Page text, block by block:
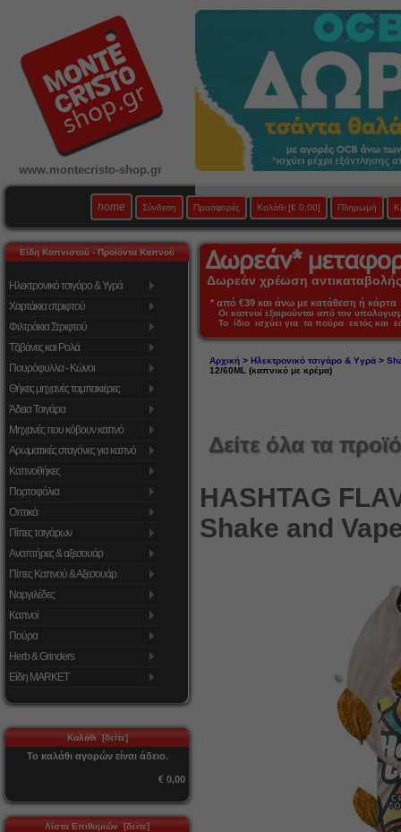
www.montecristo-shop.gr
home Σύνδεση Προσφορές Καλάθι [€ 0,00] Πληρωμή
Είδη Καπνιστού - Προϊόντα Καπνού
Ηλεκτρονικό τσιγάρο & Υγρά
Χαρτάκια στριφτού
Φιλτράκια Στριφτού
Τζιβάνες και Ρολά
Πουρόφυλλα - Κώνοι
Θήκες μηχανές ταμπακιέρες
Άδεια Τσιγάρα
Μηχανές που κόβουν καπνό
Αρωματικές σταγόνες για καπνό
Καπνοθήκες
Πορτοφόλια
Οπτικά
Πίπες τσιγάρων
Αναπτήρες & αξεσουάρ
Πίπες Καπνού & Αξεσουάρ
Ναργιλέδες
Καπνοί
Πούρα
Herb & Grinders
Είδη MARKET
Καλάθι [δείτε]
Το καλάθι αγορών είναι άδειο.
€ 0,00
Λίστα Επιθυμιών [δείτε]
Δωρεάν χρέωση
* από €39 και άνω με κατάθεση ή
Οι καπνοί εξαιρούνται από τον
Το ίδιο ισχύει για τα πούρα εκτός και
Αρχική> Ηλεκτρονικό τσιγάρο & Υγρά>
12/60ML (καπνικό με κρέμα)
Δείτε όλα τα
HASHTAG
Shake and